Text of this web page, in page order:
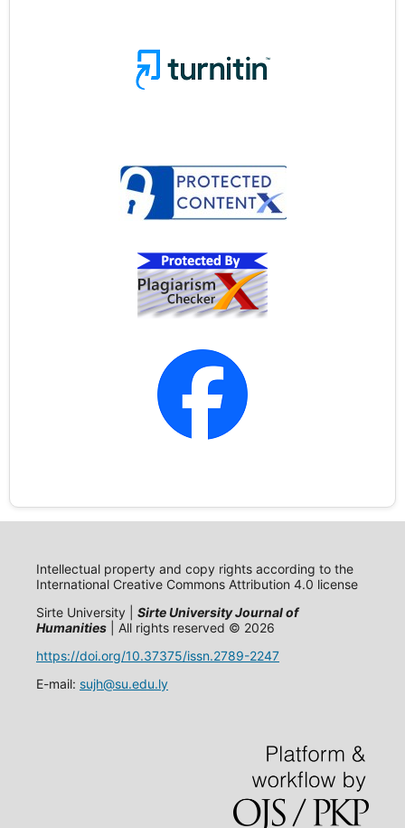
Intellectual property and copy rights according to the
International Creative Commons Attribution 4.0 license
Sirte University | Sirte University Journal of
Humanities| All rights reserved © 2026
https://doi.org/10.37375/issn.2789-2247
E-mail: sujh@su.edu.ly